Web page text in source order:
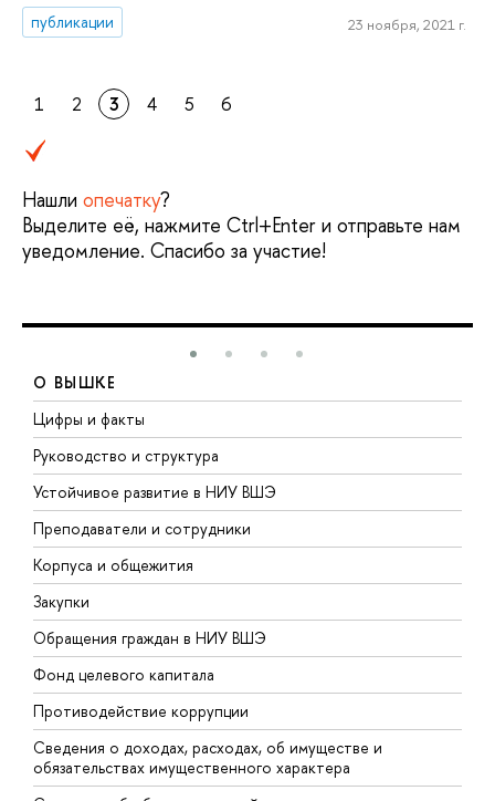
публикации 23 ноября, 2021 г.
1 2 3 4 5 6
Нашли опечатку?
Выделите её, нажмите Ctrl+Enter и отправьте нам
уведомление. Спасибо за участие!
О ВЫШКЕ
Цифры и факты
Руководство и структура
Устойчивое развитие в НИУ ВШЭ
Преподаватели и сотрудники
Корпуса и общежития
Закупки
Обращения граждан в НИУ ВШЭ
Фонд целевого капитала
Противодействие коррупции
Сведения о доходах, расходах, об имуществе и
обязательствах имущественного характера